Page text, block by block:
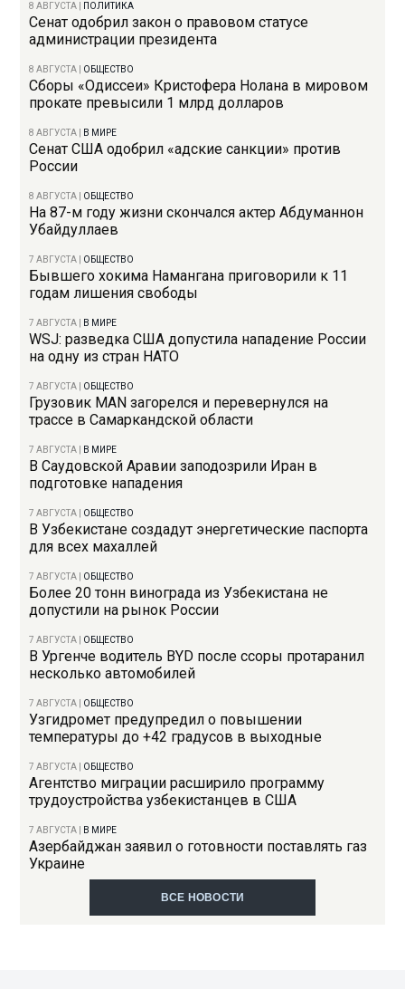
8 АВГУСТА ПОЛИТИКА
Сенат одобрил закон о правовом статусе
администрации президента
8 АВГУСТА ОБЩЕСТВО
Сборы «Одиссеи» Кристофера Нолана в мировом
прокате превысили 1 млрд долларов
8 АВГУСТА В МИРЕ
Сенат США одобрил «адские санкции» против
России
8 АВГУСТА ОБЩЕСТВО
На 87-м году жизни скончался актер Абдуманнон
Убайдуллаев
7 АВГУСТА ОБЩЕСТВО
Бывшего хокима Намангана приговорили к 11
годам лишения свободы
7 АВГУСТА В МИРЕ
WSJ: разведка США допустила нападение России
на одну из стран НАТО
7 АВГУСТА ОБЩЕСТВО
Грузовик MAN загорелся и перевернулся на
трассе в Самаркандской области
7 АВГУСТА В МИРЕ
В Саудовской Аравии заподозрили Иран в
подготовке нападения
7 АВГУСТА ОБЩЕСТВО
В Узбекистане создадут энергетические паспорта
для всех махаллей
7 АВГУСТА ОБЩЕСТВО
Более 20 тонн винограда из Узбекистана не
допустили на рынок России
7 АВГУСТА ОБЩЕСТВО
В Ургенче водитель BYD после ссоры протаранил
несколько автомобилей
7 АВГУСТА ОБЩЕСТВО
Узгидромет предупредил о повышении
температуры до +42 градусов в выходные
7 АВГУСТА ОБЩЕСТВО
Агентство миграции расширило программу
трудоустройства узбекистанцев в США
7 АВГУСТА В МИРЕ
Азербайджан заявил о готовности поставлять газ
Украине
ВСЕ НОВОСТИ